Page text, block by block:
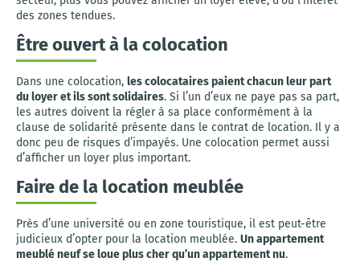
des zones tendues.
Être ouvert à la colocation
Dans une colocation, les colocataires paient chacun leur part
du loyer et ils sont solidaires. Si l’un d’eux ne paye pas sa part,
les autres doivent la régler à sa place conformément à la
clause de solidarité présente dans le contrat de location. Il y a
donc peu de risques d’impayés. Une colocation permet aussi
d’afficher un loyer plus important.
Faire de la location meublée
Près d’une université ou en zone touristique, il est peut-être
judicieux d’opter pour la location meublée. Un appartement
meublé neuf se loue plus cher qu’un appartement nu.